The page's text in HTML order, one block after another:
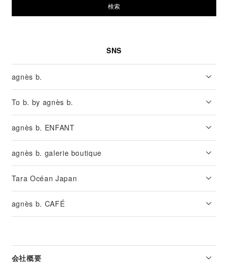
検索
SNS
agnès b.
To b. by agnès b.
agnès b. ENFANT
agnès b. galerie boutique
Tara Océan Japan
agnès b. CAFÉ
会社概要